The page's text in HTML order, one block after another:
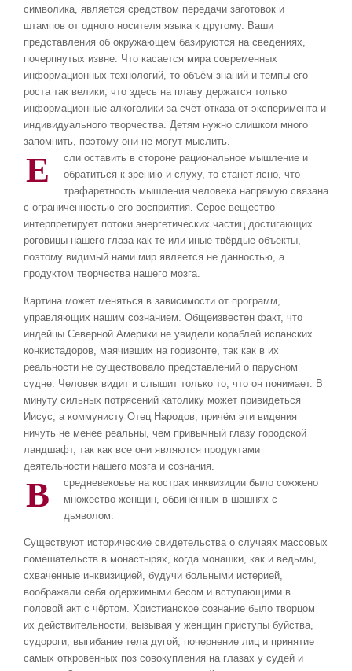
символика, является средством передачи заготовок и
штампов от одного носителя языка к другому. Ваши
представления об окружающем базируются на сведениях,
почерпнутых извне. Что касается мира современных
информационных технологий, то объём знаний и темпы его
роста так велики, что здесь на плаву держатся только
информационные алкоголики за счёт отказа от эксперимента и
индивидуального творчества. Детям нужно слишком много
запомнить, поэтому они не могут мыслить.
Е
сли оставить в стороне рациональное мышление и
обратиться к зрению и слуху, то станет ясно, что
трафаретность мышления человека напрямую связана
с ограниченностью его восприятия. Серое вещество
интерпретирует потоки энергетических частиц достигающих
роговицы нашего глаза как те или иные твёрдые объекты,
поэтому видимый нами мир является не данностью, а
продуктом творчества нашего мозга.
Картина может меняться в зависимости от программ,
управляющих нашим сознанием. Общеизвестен факт, что
индейцы Северной Америки не увидели кораблей испанских
конкистадоров, маячивших на горизонте, так как в их
реальности не существовало представлений о парусном
судне. Человек видит и слышит только то, что он понимает. В
минуту сильных потрясений католику может привидеться
Иисус, а коммунисту Отец Народов, причём эти видения
ничуть не менее реальны, чем привычный глазу городской
ландшафт, так как все они являются продуктами
деятельности нашего мозга и сознания.
В
средневековье на кострах инквизиции было сожжено
множество женщин, обвинённых в шашнях с
дьяволом.
Существуют исторические свидетельства о случаях массовых
помешательств в монастырях, когда монашки, как и ведьмы,
схваченные инквизицией, будучи больными истерией,
воображали себя одержимыми бесом и вступающими в
половой акт с чёртом. Христианское сознание было творцом
их действительности, вызывая у женщин приступы буйства,
судороги, выгибание тела дугой, почернение лиц и принятие
самых откровенных поз совокупления на глазах у судей и